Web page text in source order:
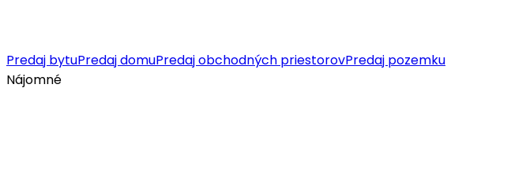
Predaj bytuPredaj domuPredaj obchodných priestorovPredaj pozemku
Nájomné